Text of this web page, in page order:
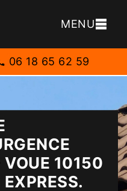
MENU
06 18 65 62 59
VOUE 10150